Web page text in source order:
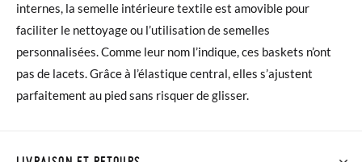
internes, la semelle intérieure textile est amovible pour
faciliter le nettoyage ou l’utilisation de semelles
personnalisées. Comme leur nom l’indique, ces baskets n’ont
pas de lacets. Grâce à l’élastique central, elles s’ajustent
parfaitement au pied sans risquer de glisser.